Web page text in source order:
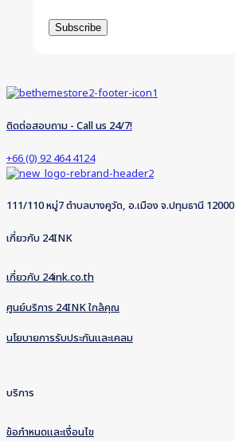
ติดต่อสอบถาม - Call us 24/7!
+66 (0) 92 464 4124
111/110 หมู่7 ตำบลบางคูวัด, อ.เมือง จ.ปทุมธานี 12000
เกี่ยวกับ 24INK
เกี่ยวกับ 24ink.co.th
ศูนย์บริการ 24INK ใกล้คุณ
นโยบายการรับประกันและเคลม
บริการ
ข้อกำหนดและเงื่อนไข